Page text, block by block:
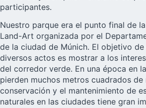
participantes.
Nuestro parque era el punto final de
Land-Art organizada por el
de la ciudad de Múnich. El objetivo
diversos actos es mostrar a los
del corredor verde. En una época en
pierden muchos metros cuadrados de
conservación y el mantenimiento de
naturales en las ciudades tiene gran